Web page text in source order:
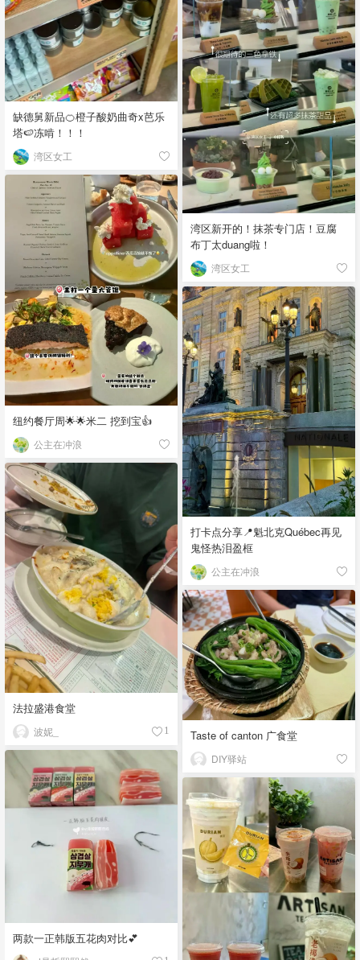
缺德舅新品🍊橙子酸奶曲奇x芭乐
塔🍉冻啃！！！
湾区女工
湾区新开的！抹茶专门店！豆腐
布丁太duang啦！
湾区女工
纽约餐厅周🌟🌟米二 挖到宝👍
公主在冲浪
打卡点分享📍魁北克Québec再见
鬼怪热泪盈框
公主在冲浪
法拉盛港食堂
波妮_ 1 Taste of canton 广食堂
DIY驿站
两款一正韩版五花肉对比💕